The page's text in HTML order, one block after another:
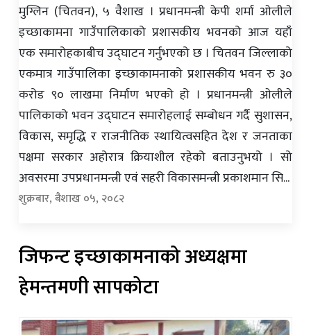
मुग्लिन (चितवन), ५ वैशाख । प्रधानमन्त्री केपी शर्मा ओलीले
इच्छाकामना गाउँपालिकाको प्रशासकीय भवनको आज यहाँ
एक समारोहकाबीच उद्घाटन गर्नुभएको छ । चितवन जिल्लाको
एकमात्र गाउँपालिका इच्छाकामनाको प्रशासकीय भवन रु ३०
करोड ९० लाखमा निर्माण भएको हो । प्रधानमन्त्री ओलीले
पालिकाको भवन उद्घाटन समारोहलाई सम्बोधन गर्दै सुशासन,
विकास, समृद्धि र राजनीतिक स्थायित्वसहित देश र जनताका
पक्षमा सरकार अहोरात्र क्रियाशील रहेको बताउनुभयो । सो
अवसरमा उपप्रधानमन्त्री एवं सहरी विकासमन्त्री प्रकाशमान सि...
शुक्रबार, बैशाख ०५, २०८२
जिफन्ट इच्छाकामनाको अध्यक्षमा
हेमन्तमणी सापकोटा